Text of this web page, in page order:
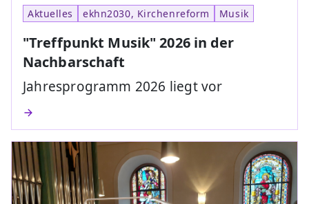
Aktuelles ekhn2030, Kirchenreform Musik
"Treffpunkt Musik" 2026 in der
Nachbarschaft
Jahresprogramm 2026 liegt vor